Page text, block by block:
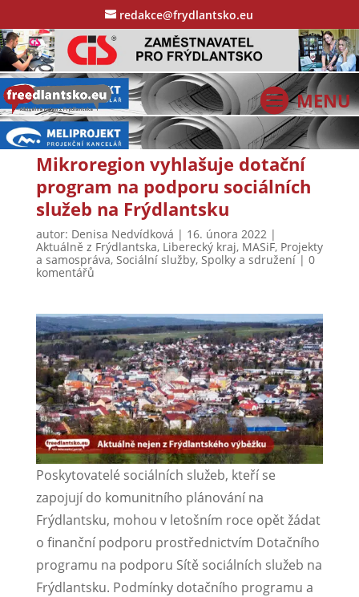
redakce@frydlantsko.eu
Mikroregion vyhlašuje dotační
program na podporu sociálních
služeb na Frýdlantsku
autor: Denisa Nedvídková | 16. února 2022 |
Aktuálně z Frýdlantska, Liberecký kraj, MASiF, Projekty
a samospráva, Sociální služby, Spolky a sdružení| 0
komentářů
Poskytovatelé sociálních služeb, kteří se
zapojují do komunitního plánování na
Frýdlantsku, mohou v letošním roce opět žádat
o finanční podporu prostřednictvím Dotačního
programu na podporu Sítě sociálních služeb na
Frýdlantsku. Podmínky dotačního programu a